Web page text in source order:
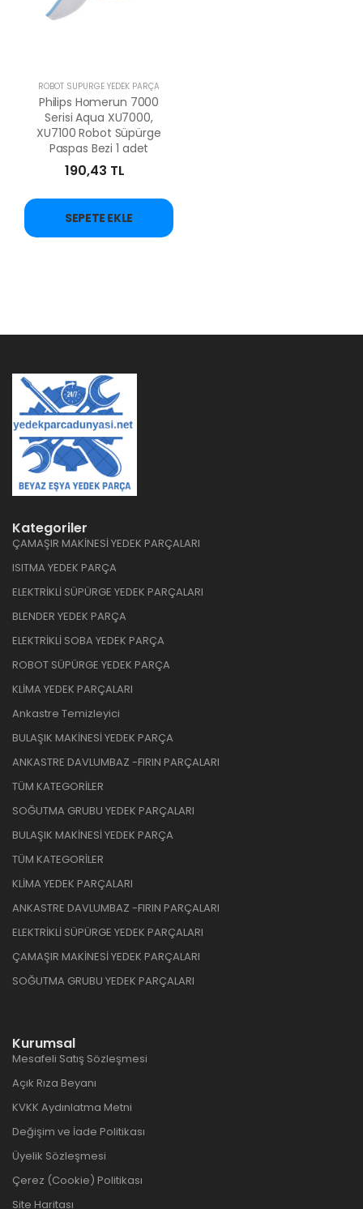
ROBOT SÜPÜRGE YEDEK PARÇA
Philips Homerun 7000
Serisi Aqua XU7000,
XU7100 Robot Süpürge
Paspas Bezi 1 adet
190,43 TL
SEPETE EKLE
Kategoriler
ÇAMAŞIR MAKİNESİ YEDEK PARÇALARI
ISITMA YEDEK PARÇA
ELEKTRİKLİ SÜPÜRGE YEDEK PARÇALARI
BLENDER YEDEK PARÇA
ELEKTRİKLİ SOBA YEDEK PARÇA
ROBOT SÜPÜRGE YEDEK PARÇA
KLİMA YEDEK PARÇALARI
Ankastre Temizleyici
BULAŞIK MAKİNESİ YEDEK PARÇA
ANKASTRE DAVLUMBAZ -FIRIN PARÇALARI
TÜM KATEGORİLER
SOĞUTMA GRUBU YEDEK PARÇALARI
BULAŞIK MAKİNESİ YEDEK PARÇA
TÜM KATEGORİLER
KLİMA YEDEK PARÇALARI
ANKASTRE DAVLUMBAZ -FIRIN PARÇALARI
ELEKTRİKLİ SÜPÜRGE YEDEK PARÇALARI
ÇAMAŞIR MAKİNESİ YEDEK PARÇALARI
SOĞUTMA GRUBU YEDEK PARÇALARI
Kurumsal
Mesafeli Satış Sözleşmesi
Açık Rıza Beyanı
KVKK Aydınlatma Metni
Değişim ve İade Politikası
Üyelik Sözleşmesi
Çerez (Cookie) Politikası
Site Haritası